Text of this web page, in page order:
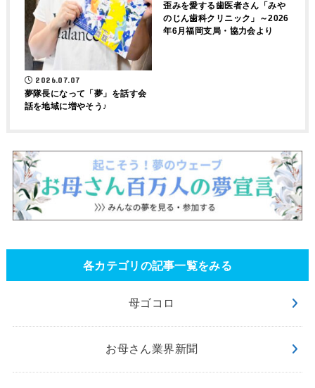
2026.07.07
夢隊長になって「夢」を話す会
話を地域に増やそう♪
歪みを愛する歯医者さん「みや
のじん歯科クリニック」～2026
年6月福岡支局・協力会より
各カテゴリの記事一覧をみる
母ゴコロ
お母さん業界新聞